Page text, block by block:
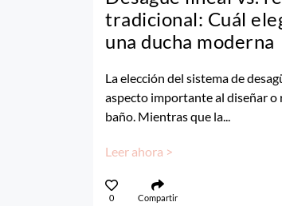
tradicional: Cuál
una ducha moderna
La elección del sistema de
aspecto importante al diseñar o
baño. Mientras que la...
Leer ahora >
0 Compartir